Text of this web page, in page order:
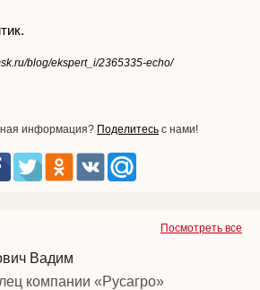
blog/ekspert_i/2365335-echo/
информация? Поделитесь с нами!
Посмотреть все
Вадим
компании «Русагро»